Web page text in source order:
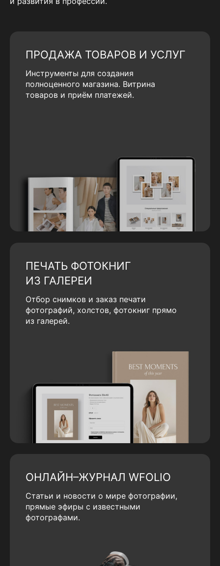
ПРОДАЖА ТОВАРОВ И УСЛУГ
Инструменты для создания
полноценного магазина. Витрина
товаров и приём платежей.
ПЕЧАТЬ ФОТОКНИГ
ИЗ ГАЛЕРЕИ
Отбор снимков и заказ печати
фотографий, холстов, фотокниг прямо
из галерей.
ОНЛАЙН–ЖУРНАЛ WFOLIO
Статьи и новости о мире фотографии,
прямые эфиры с известными
фотографами.